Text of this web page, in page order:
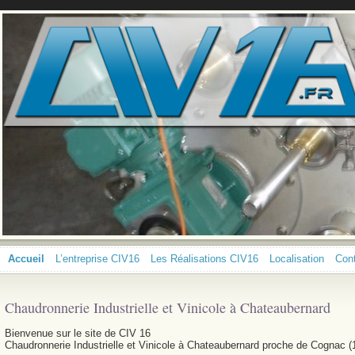
Accueil L’entreprise CIV16 Les Réalisations CIV16 Localisation
Chaudronnerie Industrielle et Vinicole à Chateaubernard
Bienvenue sur le site de CIV 16
Chaudronnerie Industrielle et Vinicole à Chateaubernard proche de Cognac